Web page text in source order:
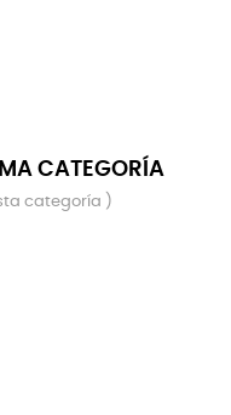
CATEGORÍA
categoría )